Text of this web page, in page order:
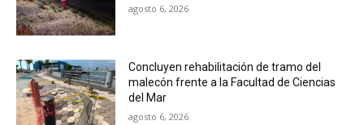
agosto 6, 2026
Concluyen rehabilitación de tramo del
malecón frente a la Facultad de Ciencias
del Mar
agosto 6, 2026